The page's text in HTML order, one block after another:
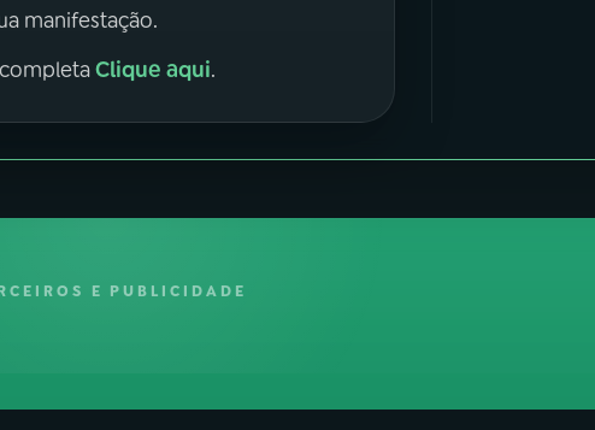
manifestação.
Clique aqui.
E PUBLICIDADE